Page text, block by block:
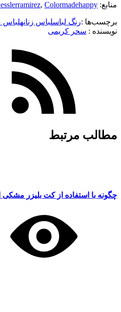
منابع: , Colormadehappy
برچسب‌ها :رنگ لباسلباس زنانهلباس
نویسنده :‌ سحر کریمی
مطالب مرتبط
چگونه با استفاده از کت بلیزر